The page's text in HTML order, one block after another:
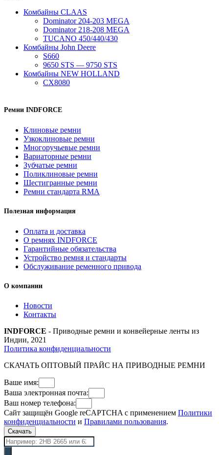
Комбайны CLAAS
Dominator 204-203 MEGA
Dominator 218-208 MEGA
TUCANO 450/440/430
Комбайны John Deere
S660
9650 STS — 9750 STS
Комбайны NEW HOLLAND
CX8080
Ремни INDFORCE
Клиновые ремни
Узкоклиновые ремни
Многоручьевые ремни
Вариаторные ремни
Зубчатые ремни
Поликлиновые ремни
Шестигранные ремни
Ремни стандарта RMA
Полезная информация
Оплата и доставка
О ремнях INDFORCE
Гарантийные обязательства
Устройство ремня и стандарты
Обслуживание ременного привода
О компании
Новости
Контакты
INDFORCE - Приводные ремни и конвейерные ленты из
Индии, 2021
Политика конфиденциальности
СКАЧАТЬ ОПТОВЫЙ ПРАЙС НА ПРИВОДНЫЕ РЕМНИ
Ваше имя:
Ваша электронная почта:
Ваш номер телефона:
Сайт защищён Google reCAPTCHA с применением Политики
конфиденциальности и Правилами пользования.
Скачать
Поиск
товаров